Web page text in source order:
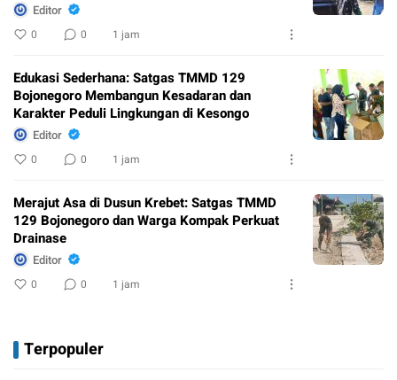
Editor
0 0 1 jam
Edukasi Sederhana: Satgas TMMD 129
Bojonegoro Membangun Kesadaran dan
Karakter Peduli Lingkungan di Kesongo
Editor
0 0 1 jam
Merajut Asa di Dusun Krebet: Satgas TMMD
129 Bojonegoro dan Warga Kompak Perkuat
Drainase
Editor
0 0 1 jam
Terpopuler